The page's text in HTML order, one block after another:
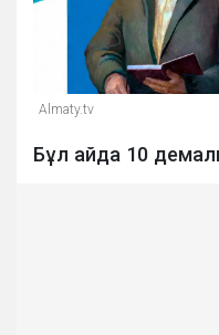
Almaty.tv
Бұл айда 10